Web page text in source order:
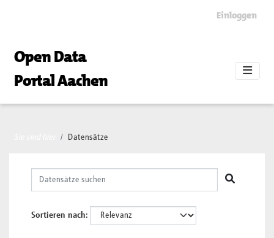
Einloggen
Open Data
Portal Aachen
Datensätze
Sortieren nach